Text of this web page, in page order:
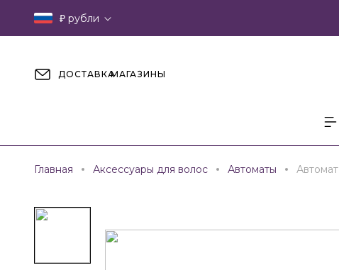
₽ рубли
ДОСТАВКАМАГАЗИНЫ
Главная Аксессуары для волос Автоматы Автомат